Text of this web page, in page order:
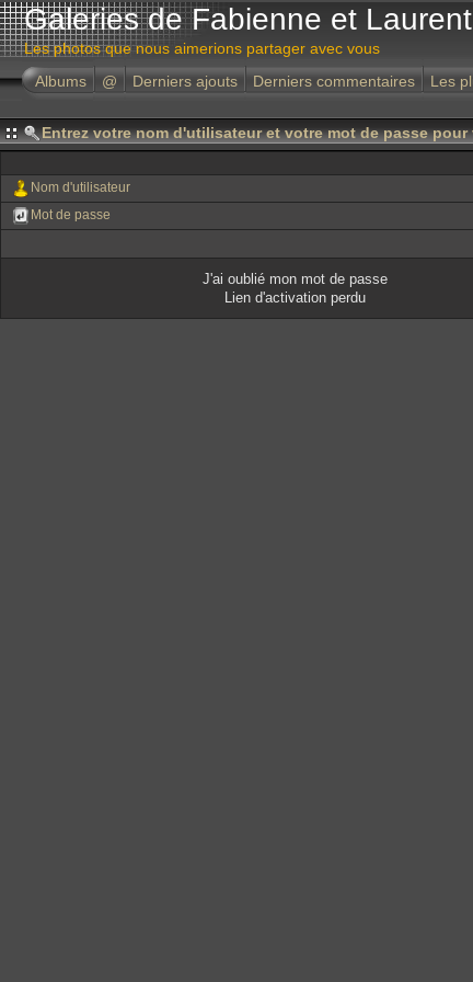
Galeries de Fabienne et
Les photos que nous aimerions partager avec vous
Albums
@ Derniers ajouts Derniers commentaires Les
Entrez votre nom d'utilisateur et votre mot de passe
Nom d'utilisateur
Mot de passe
J'ai oublié mon mot de passe
Lien d'activation perdu